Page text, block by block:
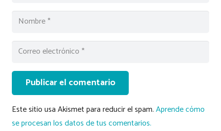
Publicar el comentario
Este sitio usa Akismet para reducir el spam.Aprende cómo
se procesan los datos de tus comentarios.